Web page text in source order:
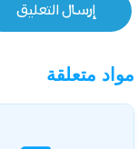
مواد متعلقة